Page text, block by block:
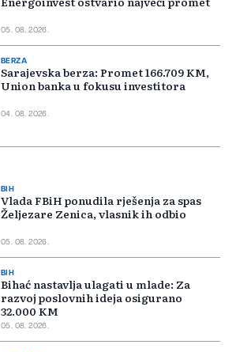
05. 08. 2026.
BERZA
Sarajevska berza: Promet 166.709 KM,
Union banka u fokusu investitora
04. 08. 2026.
BIH
Vlada FBiH ponudila rješenja za spas
Željezare Zenica, vlasnik ih odbio
05. 08. 2026.
BIH
Bihać nastavlja ulagati u mlade: Za
razvoj poslovnih ideja osigurano
32.000 KM
05. 08. 2026.